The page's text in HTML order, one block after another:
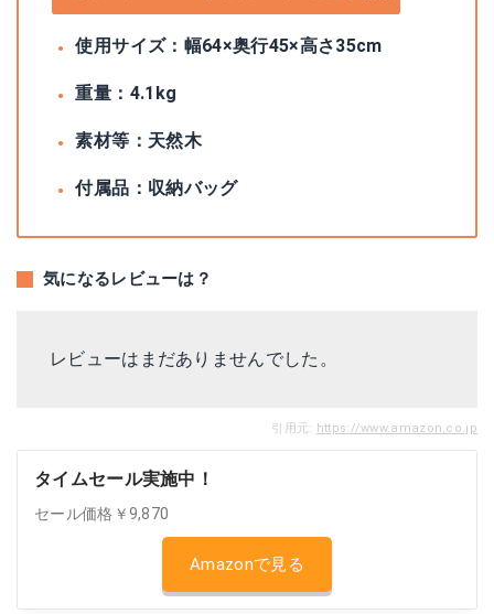
使用サイズ：幅64×奥行45×高さ35cm
重量：4.1kg
素材等：天然木
付属品：収納バッグ
気になるレビューは？
レビューはまだありませんでした。
引用元: https://www.amazon.co.jp
タイムセール実施中！
セール価格￥9,870
Amazonで見る